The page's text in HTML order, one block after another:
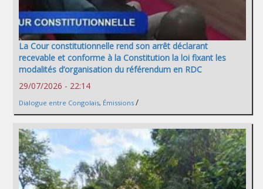
La Cour constitutionnelle rend son arrêt déclarant
recevable et conforme à la Constitution la loi fixant les
modalités d’organisation du référendum en RDC
29/07/2026 - 22:14
Dialogue entre Congolais, Émissions /